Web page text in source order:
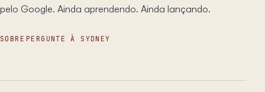
pelo Google. Ainda aprendendo. Ainda lançando.
SOBRE PERGUNTE À SYDNEY